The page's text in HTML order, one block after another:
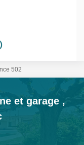
502
et garage ,